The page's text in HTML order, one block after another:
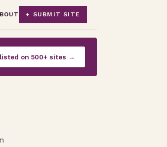
+ SUBMIT SITE
on 500+ sites →